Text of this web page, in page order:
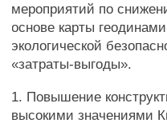
мероприятий по
основе карты
экологической
«затраты-выгоды».
1. Повышение
высокими значениями